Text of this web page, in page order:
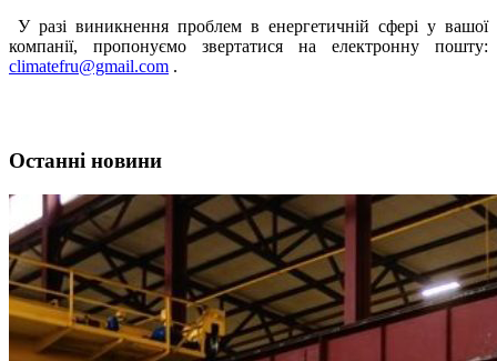
У разі виникнення проблем в енергетичній сфері у вашої
компанії, пропонуємо звертатися на електронну пошту:
climatefru@gmail.com .
Останні новини